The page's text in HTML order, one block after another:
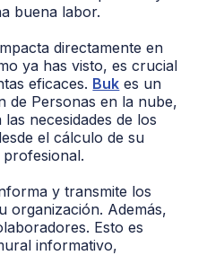
buena labor.
directamente en
ya has visto, es crucial
eficaces. Buk es un
de Personas en la nube,
necesidades de los
el cálculo de su
y transmite los
organización. Además,
Esto es
informativo,